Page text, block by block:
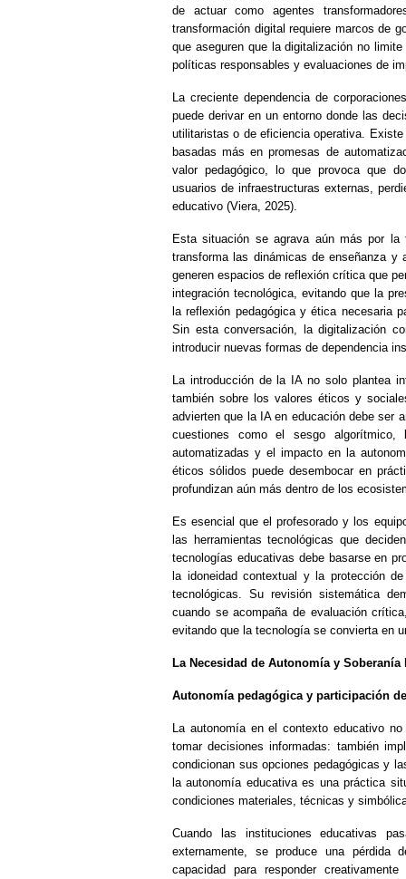
de actuar como agentes
transformación digital requiere marcos de
que aseguren que la digitalización no
políticas responsables y evaluaciones de
La creciente dependencia de
puede derivar en un entorno donde las
utilitaristas o de eficiencia operativa.
basadas más en promesas de
valor pedagógico, lo que provoca que
usuarios de infraestructuras externas,
educativo (Viera, 2025).
Esta situación se agrava aún más por la
transforma las dinámicas de enseñanza y
generen espacios de reflexión crítica que
integración tecnológica, evitando que la
la reflexión pedagógica y ética necesaria
Sin esta conversación, la digitalización
introducir nuevas formas de dependencia
La introducción de la IA no solo plantea
también sobre los valores éticos y
advierten que la IA en educación debe ser
cuestiones como el sesgo
automatizadas y el impacto en la
éticos sólidos puede desembocar en
profundizan aún más dentro de los
Es esencial que el profesorado y los
las herramientas tecnológicas que
tecnologías educativas debe basarse en
la idoneidad contextual y la protección
tecnológicas. Su revisión sistemática
cuando se acompaña de evaluación
evitando que la tecnología se convierta en
La Necesidad de Autonomía y Soberanía
Autonomía pedagógica y participación
La autonomía en el contexto educativo
tomar decisiones informadas: también
condicionan sus opciones pedagógicas y
la autonomía educativa es una práctica
condiciones materiales, técnicas y
Cuando las instituciones educativas
externamente, se produce una pérdida
capacidad para responder